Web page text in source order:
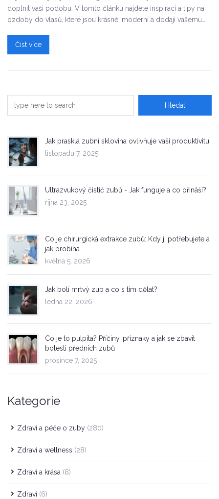
doplnit vaši podobu. V tomto článku najdete inspiraci a tipy na
ozdoby do vlasů, které jsou krásné, moderní a dodají vašemu
Číst více
Jak prasklá zubní sklovina ovlivňuje vaši produktivitu
listopadu 7, 2025
Ultrazvukový čistič zubů - Jak funguje a co přináší?
října 23, 2025
Co je chirurgická extrakce zubů: Kdy ji potřebujete a
jak probíhá
května 5, 2026
Jak bolí mrtvý zub a co s tím dělat?
ledna 22, 2026
Co je to pulpita? Příčiny, příznaky a jak se zbavit
bolesti předních zubů
prosince 7, 2025
Kategorie
Zdraví a péče o zuby (280)
Zdraví a wellness (28)
Zdraví a krása (8)
Zdraví (6)